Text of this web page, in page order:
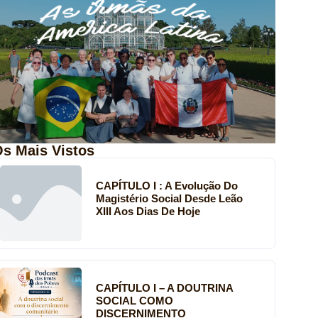
Mais Vistos
CAPÍTULO I : A Evolução Do
Magistério Social Desde Leão
XIII Aos Dias De Hoje
CAPÍTULO I – A DOUTRINA
SOCIAL COMO
DISCERNIMENTO